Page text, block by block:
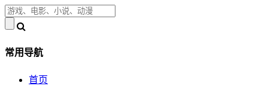
常用导航
首页